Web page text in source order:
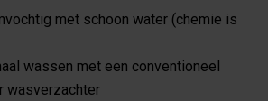
met schoon water (chemie is
wassen met een conventioneel
wasverzachter